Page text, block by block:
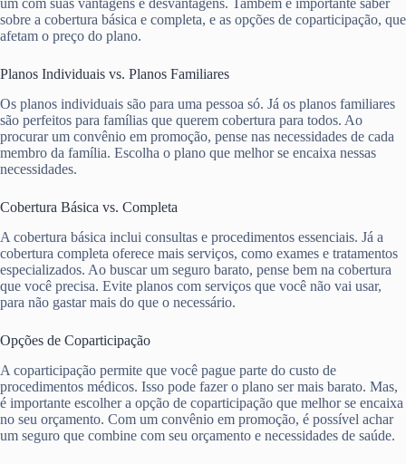
um com suas vantagens e desvantagens. Também é importante saber
sobre a cobertura básica e completa, e as opções de coparticipação, que
afetam o preço do plano.
Planos Individuais vs. Planos Familiares
Os planos individuais são para uma pessoa só. Já os planos familiares
são perfeitos para famílias que querem cobertura para todos. Ao
procurar um convênio em promoção, pense nas necessidades de cada
membro da família. Escolha o plano que melhor se encaixa nessas
necessidades.
Cobertura Básica vs. Completa
A cobertura básica inclui consultas e procedimentos essenciais. Já a
cobertura completa oferece mais serviços, como exames e tratamentos
especializados. Ao buscar um seguro barato, pense bem na cobertura
que você precisa. Evite planos com serviços que você não vai usar,
para não gastar mais do que o necessário.
Opções de Coparticipação
A coparticipação permite que você pague parte do custo de
procedimentos médicos. Isso pode fazer o plano ser mais barato. Mas,
é importante escolher a opção de coparticipação que melhor se encaixa
no seu orçamento. Com um convênio em promoção, é possível achar
um seguro que combine com seu orçamento e necessidades de saúde.